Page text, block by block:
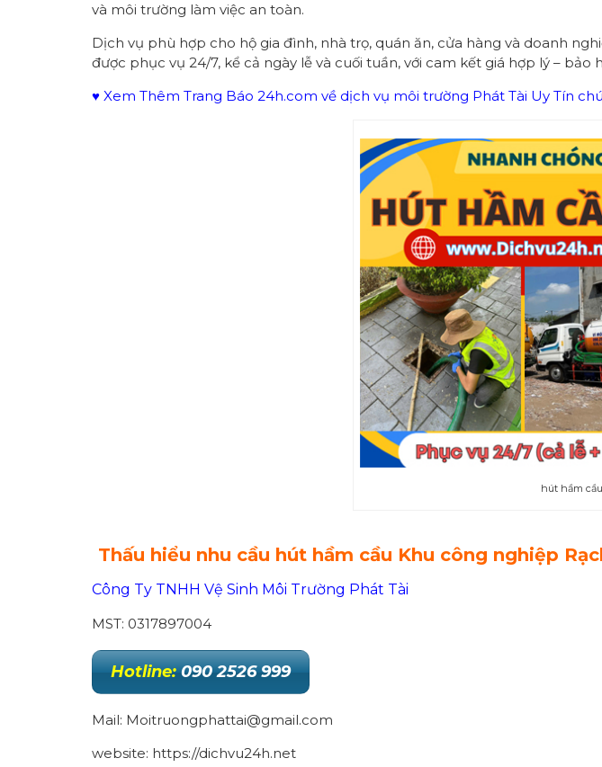
và môi trường làm việc an toàn.
Dịch vụ phù hợp cho hộ gia đình, nhà trọ, quán ăn, cửa hàng và doanh
được phục vụ 24/7, kể cả ngày lễ và cuối tuần, với cam kết giá hợp lý –
♥ Xem Thêm Trang Báo 24h.com về dịch vụ môi trường Phát Tài Uy Tín
hút hầm
Thấu hiểu nhu cầu hút hầm cầu Khu công nghiệp
Công Ty TNHH Vệ Sinh Môi Trường Phát Tài
MST: 0317897004
Hotline: 090 2526 999
Mail: Moitruongphattai@gmail.com
website: https://dichvu24h.net